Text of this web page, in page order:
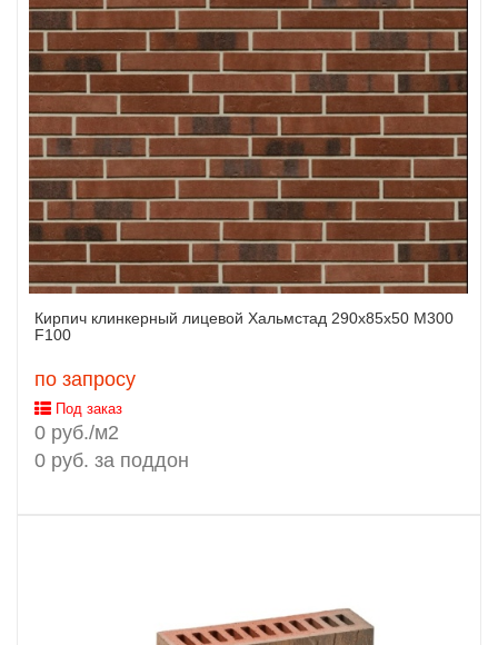
Кирпич клинкерный лицевой Хальмстад 290х85х50 М300
F100
по запросу
Под заказ
0 руб./м2
0 руб. за поддон